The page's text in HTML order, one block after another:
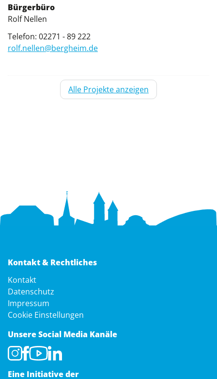
Bürgerbüro
Rolf Nellen
Telefon: 02271 - 89 222
rolf.nellen@bergheim.de
Alle Projekte anzeigen
Kontakt & Rechtliches
Navigation
überspringen
Kontakt
Datenschutz
Impressum
Cookie Einstellungen
Unsere Social Media Kanäle
Eine Initiative der